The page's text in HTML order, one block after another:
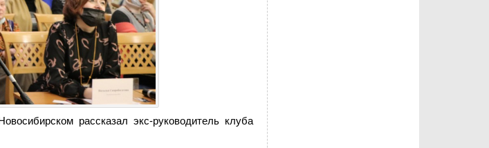
рассказал экс-руководитель клуба